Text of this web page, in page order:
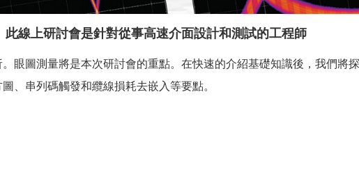
此線上研討會是針對從事高速介面設計和測試的工程師
眼圖測量將是本次研討會的重點。在快速的介紹基礎知識後，我們將
、串列碼觸發和纜線損耗去嵌入等要點。